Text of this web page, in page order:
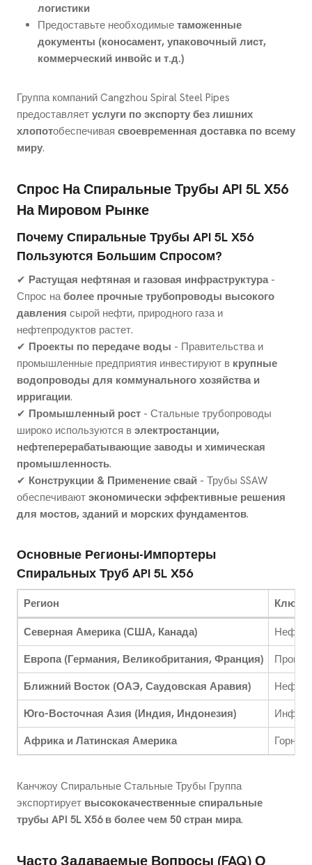
логистики
Предоставьте необходимые таможенные
документы (коносамент, упаковочный лист,
коммерческий инвойс и т.д.)
Группа компаний Cangzhou Spiral Steel Pipes
предоставляет услуги по экспорту без лишних
хлопотобеспечивая своевременная доставка по всему
миру.
Спрос На Спиральные Трубы API 5L X56
На Мировом Рынке
Почему Спиральные Трубы API 5L X56
Пользуются Большим Спросом?
✔ Растущая нефтяная и газовая инфраструктура-
Спрос наболее прочные трубопроводы высокого
давления сырой нефти, природного газа и
нефтепродуктов растет.
✔ Проекты по передаче воды - Правительства и
промышленные предприятия инвестируют в крупные
водопроводы для коммунального хозяйства и
ирригации.
✔ Промышленный рост - Стальные трубопроводы
широко используются в электростанции,
нефтеперерабатывающие заводы и химическая
промышленность.
✔ Конструкции & Применение свай - Трубы SSAW
обеспечивают экономически эффективные решения
для мостов, зданий и морских фундаментов.
Основные Регионы-Импортеры
Спиральных Труб API 5L X56
Регион
Северная Америка (США, Канада)
Нефть
Европа (Германия, Великобритания, Франция)
Ближний Восток (ОАЭ, Саудовская Аравия)
Юго-Восточная Азия (Индия, Индонезия)
Африка и Латинская Америка
Канчжоу Спиральные Стальные Трубы Группа
экспортирует высококачественные спиральные
трубы API 5L X56 в более чем 50 стран мира.
Часто Задаваемые Вопросы (FAQ) О